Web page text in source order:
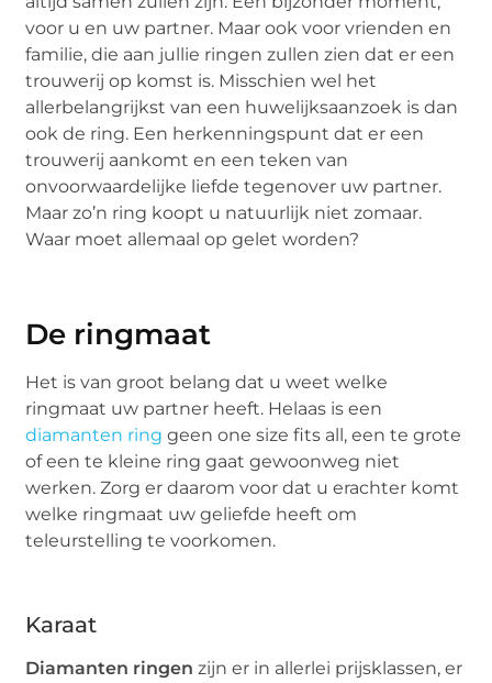
voor u en uw partner. Maar ook voor vrienden en
familie, die aan jullie ringen zullen zien dat er een
trouwerij op komst is. Misschien wel het
allerbelangrijkst van een huwelijksaanzoek is dan
ook de ring. Een herkenningspunt dat er een
trouwerij aankomt en een teken van
onvoorwaardelijke liefde tegenover uw partner.
Maar zo’n ring koopt u natuurlijk niet zomaar.
Waar moet allemaal op gelet worden?
De ringmaat
Het is van groot belang dat u weet welke
ringmaat uw partner heeft. Helaas is een
diamanten ring geen one size fits all, een te grote
of een te kleine ring gaat gewoonweg niet
werken. Zorg er daarom voor dat u erachter komt
welke ringmaat uw geliefde heeft om
teleurstelling te voorkomen.
Karaat
Diamanten ringen zijn er in allerlei prijsklassen, er